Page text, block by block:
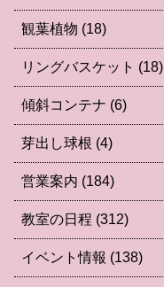
観葉植物 (18)
リングバスケット (18)
傾斜コンテナ (6)
芽出し球根 (4)
営業案内 (184)
教室の日程 (312)
イベント情報 (138)